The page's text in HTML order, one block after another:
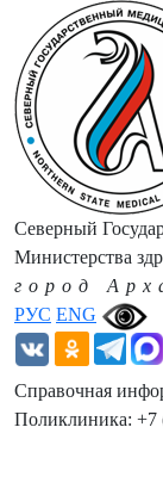
РУС ENG
Северный
Министерства
город
Справочная
Поликлиника: +7